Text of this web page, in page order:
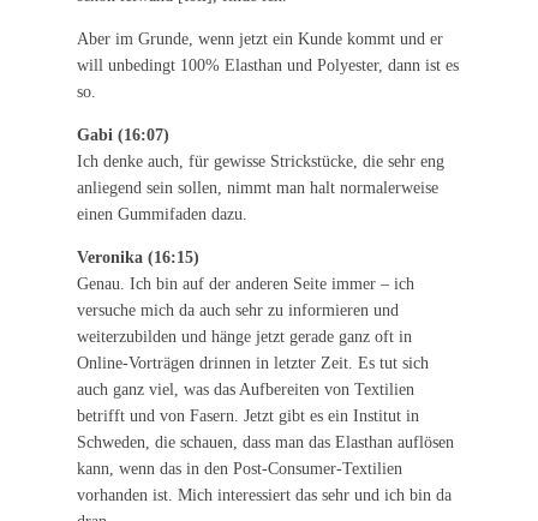
Aber im Grunde, wenn jetzt ein Kunde kommt und er
will unbedingt 100% Elasthan und Polyester, dann ist es
so.
Gabi (16:07)
Ich denke auch, für gewisse Strickstücke, die sehr eng
anliegend sein sollen, nimmt man halt normalerweise
einen Gummifaden dazu.
Veronika (16:15)
Genau. Ich bin auf der anderen Seite immer – ich
versuche mich da auch sehr zu informieren und
weiterzubilden und hänge jetzt gerade ganz oft in
Online-Vorträgen drinnen in letzter Zeit. Es tut sich
auch ganz viel, was das Aufbereiten von Textilien
betrifft und von Fasern. Jetzt gibt es ein Institut in
Schweden, die schauen, dass man das Elasthan auflösen
kann, wenn das in den Post-Consumer-Textilien
vorhanden ist. Mich interessiert das sehr und ich bin da